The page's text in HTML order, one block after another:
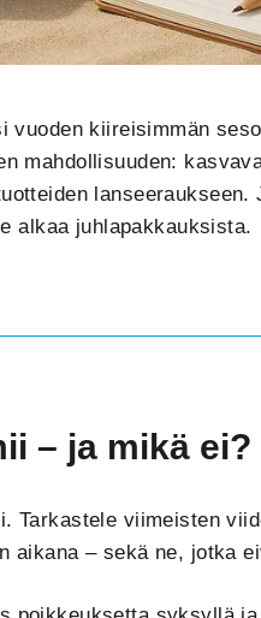
vuoden kiireisimmän
mahdollisuuden:
lanseeraukseen.
alkaa juhlapakkauksista.
– ja mikä ei?
Tarkastele viimeisten
aikana – sekä ne, jotka